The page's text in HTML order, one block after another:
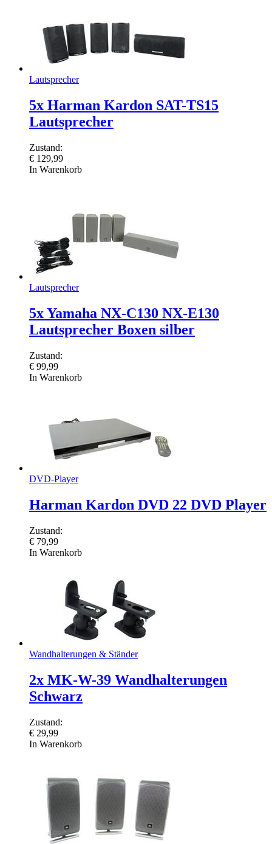
Lautsprecher
5x Harman Kardon SAT-TS15
Lautsprecher
Zustand:
€ 129,99
In Warenkorb
Lautsprecher
5x Yamaha NX-C130 NX-E130
Lautsprecher Boxen silber
Zustand:
€ 99,99
In Warenkorb
DVD-Player
Harman Kardon DVD 22 DVD Player
Zustand:
€ 79,99
In Warenkorb
Wandhalterungen & Ständer
2x MK-W-39 Wandhalterungen
Schwarz
Zustand:
€ 29,99
In Warenkorb